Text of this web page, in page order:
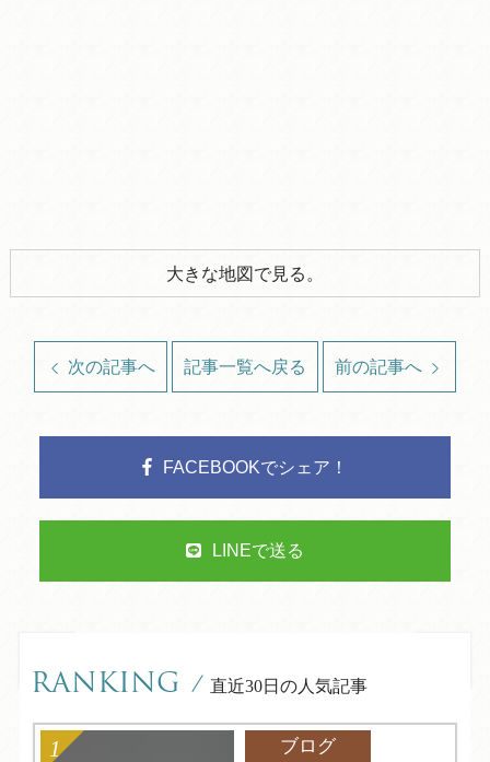
大きな地図で見る。
次の記事へ 記事一覧へ戻る 前の記事へ
FACEBOOKでシェア！
LINEで送る
RANKING / 直近30日の人気記事
ブログ